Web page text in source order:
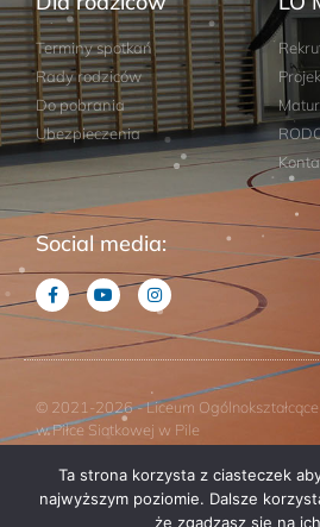
Terminy spotkań
Rady rodziców
Do pobrania
Ubezpieczenia
Social media:
© 2021-2026 - Liceum
w Piłce Siatkowej w Pile
Ta strona korzysta z ciasteczek
najwyższym poziomie. Dalsze
że zgadzasz się na